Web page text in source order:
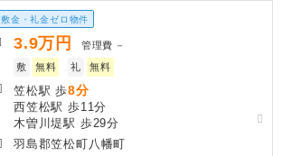
敷金・礼金ゼロ物件
3.9万円 管理費 －
敷
無料 礼 無料
笠松駅 歩8分
西笠松駅 歩11分
木曽川堤駅 歩29分
羽島郡笠松町八幡町